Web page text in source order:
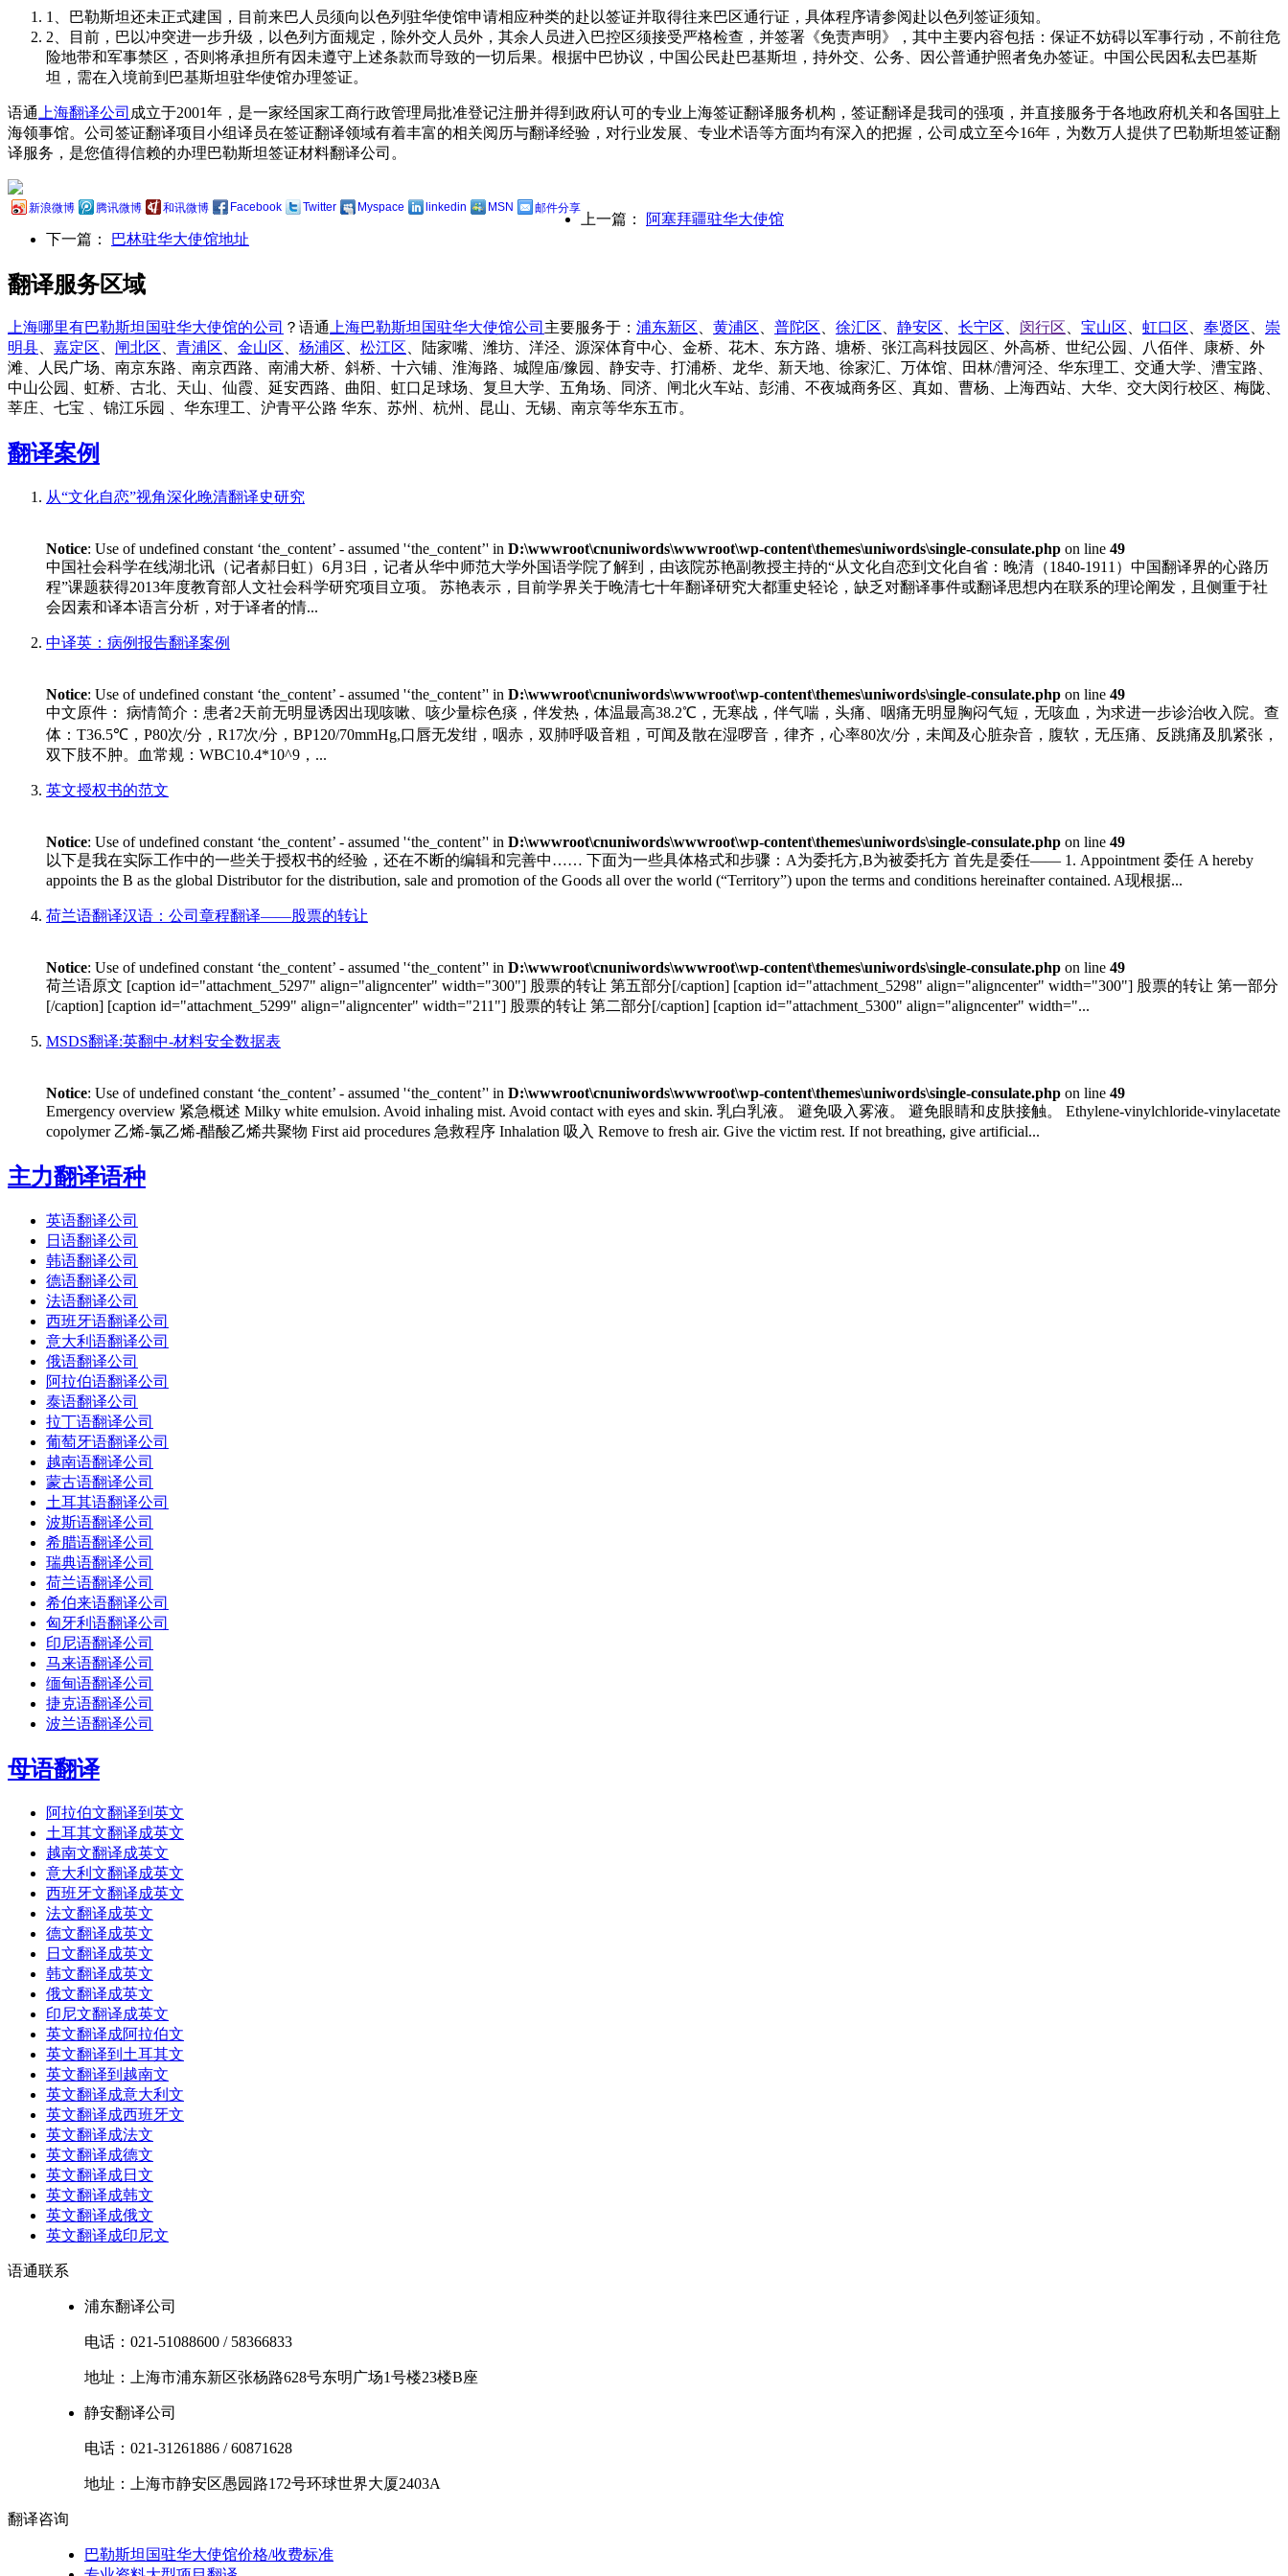
1、巴勒斯坦还未正式建国，目前来巴人员须向以色列驻华使馆申请相应种类的赴以签证并取得往来巴区通行证，具体程序请参阅赴以色列签证须知。
2、目前，巴以冲突进一步升级，以色列方面规定，除外交人员外，其余人员进入巴控区须接受严格检查，并签署《免责声明》，其中主要内容包括：保证不妨碍以军事行动，不前往危
险地带和军事禁区，否则将承担所有因未遵守上述条款而导致的一切后果。根据中巴协议，中国公民赴巴基斯坦，持外交、公务、因公普通护照者免办签证。中国公民因私去巴基斯
坦，需在入境前到巴基斯坦驻华使馆办理签证。
语通 上海翻译公司 成立于2001年，是一家经国家工商行政管理局批准登记注册并得到政府认可的专业上海签证翻译服务机构，签证翻译是我司的强项，并直接服务于各地政府机关和各国驻上
海领事馆。公司签证翻译项目小组译员在签证翻译领域有着丰富的相关阅历与翻译经验，对行业发展、专业术语等方面均有深入的把握，公司成立至今16年，为数万人提供了巴勒斯坦签证翻
译服务，是您值得信赖的办理巴勒斯坦签证材料翻译公司。
新浪微博 腾讯微博 和讯微博 Facebook Twitter Myspace linkedin MSN 邮件分享
上一篇：
阿塞拜疆驻华大使馆
下一篇：
巴林驻华大使馆地址
翻译服务区域
上海哪里有巴勒斯坦国驻华大使馆的公司 ？语通上海巴勒斯坦国驻华大使馆公司 主要服务于： 浦东新区、 黄浦区、 普陀区、 徐汇区、 静安区、 长宁区、 闵行区、 宝山区、 虹口区、 奉贤区、 崇
明县、 嘉定区、 闸北区、 青浦区、 金山区、 杨浦区、 松江区、陆家嘴、潍坊、洋泾、源深体育中心、金桥、花木、东方路、塘桥、张江高科技园区、外高桥、世纪公园、八佰伴、康桥、外
滩、人民广场、南京东路、南京西路、南浦大桥、斜桥、十六铺、淮海路、城隍庙/豫园、静安寺、打浦桥、龙华、新天地、徐家汇、万体馆、田林/漕河泾、华东理工、交通大学、漕宝路、
中山公园、虹桥、古北、天山、仙霞、延安西路、曲阳、虹口足球场、复旦大学、五角场、同济、闸北火车站、彭浦、不夜城商务区、真如、曹杨、上海西站、大华、交大闵行校区、梅陇、
莘庄、七宝 、锦江乐园 、华东理工、沪青平公路 华东、苏州、杭州、昆山、无锡、南京等华东五市。
翻译案例
从“文化自恋”视角深化晚清翻译史研究
Notice: Use of undefined constant ‘the_content’ - assumed '‘the_content’' in D:\wwwroot\cnuniwords\wwwroot\wp-content\themes\uniwords\single-consulate.php on line 49
中国社会科学在线湖北讯（记者郝日虹）6月3日，记者从华中师范大学外国语学院了解到，由该院苏艳副教授主持的“从文化自恋到文化自省：晚清（1840-1911）中国翻译界的心路历
程”课题获得2013年度教育部人文社会科学研究项目立项。 苏艳表示，目前学界关于晚清七十年翻译研究大都重史轻论，缺乏对翻译事件或翻译思想内在联系的理论阐发，且侧重于社
会因素和译本语言分析，对于译者的情...
中译英：病例报告翻译案例
Notice: Use of undefined constant ‘the_content’ - assumed '‘the_content’' in D:\wwwroot\cnuniwords\wwwroot\wp-content\themes\uniwords\single-consulate.php on line 49
中文原件： 病情简介：患者2天前无明显诱因出现咳嗽、咳少量棕色痰，伴发热，体温最高38.2℃，无寒战，伴气喘，头痛、咽痛无明显胸闷气短，无咳血，为求进一步诊治收入院。查
体：T36.5℃，P80次/分，R17次/分，BP120/70mmHg,口唇无发绀，咽赤，双肺呼吸音粗，可闻及散在湿啰音，律齐，心率80次/分，未闻及心脏杂音，腹软，无压痛、反跳痛及肌紧张，
双下肢不肿。血常规：WBC10.4*10^9，...
英文授权书的范文
Notice: Use of undefined constant ‘the_content’ - assumed '‘the_content’' in D:\wwwroot\cnuniwords\wwwroot\wp-content\themes\uniwords\single-consulate.php on line 49
以下是我在实际工作中的一些关于授权书的经验，还在不断的编辑和完善中…… 下面为一些具体格式和步骤：A为委托方,B为被委托方 首先是委任—— 1. Appointment 委任 A hereby
appoints the B as the global Distributor for the distribution, sale and promotion of the Goods all over the world (“Territory”) upon the terms and conditions hereinafter contained. A现根据...
荷兰语翻译汉语：公司章程翻译——股票的转让
Notice: Use of undefined constant ‘the_content’ - assumed '‘the_content’' in D:\wwwroot\cnuniwords\wwwroot\wp-content\themes\uniwords\single-consulate.php on line 49
荷兰语原文 [caption id="attachment_5297" align="aligncenter" width="300"] 股票的转让 第五部分[/caption] [caption id="attachment_5298" align="aligncenter" width="300"] 股票的转让 第一部分
[/caption] [caption id="attachment_5299" align="aligncenter" width="211"] 股票的转让 第二部分[/caption] [caption id="attachment_5300" align="aligncenter" width="...
MSDS翻译:英翻中-材料安全数据表
Notice: Use of undefined constant ‘the_content’ - assumed '‘the_content’' in D:\wwwroot\cnuniwords\wwwroot\wp-content\themes\uniwords\single-consulate.php on line 49
Emergency overview 紧急概述 Milky white emulsion. Avoid inhaling mist. Avoid contact with eyes and skin. 乳白乳液。 避免吸入雾液。 避免眼睛和皮肤接触。 Ethylene-vinylchloride-vinylacetate
copolymer 乙烯-氯乙烯-醋酸乙烯共聚物 First aid procedures 急救程序 Inhalation 吸入 Remove to fresh air. Give the victim rest. If not breathing, give artificial...
主力翻译语种
英语翻译公司
日语翻译公司
韩语翻译公司
德语翻译公司
法语翻译公司
西班牙语翻译公司
意大利语翻译公司
俄语翻译公司
阿拉伯语翻译公司
泰语翻译公司
拉丁语翻译公司
葡萄牙语翻译公司
越南语翻译公司
蒙古语翻译公司
土耳其语翻译公司
波斯语翻译公司
希腊语翻译公司
瑞典语翻译公司
荷兰语翻译公司
希伯来语翻译公司
匈牙利语翻译公司
印尼语翻译公司
马来语翻译公司
缅甸语翻译公司
捷克语翻译公司
波兰语翻译公司
母语翻译
阿拉伯文翻译到英文
土耳其文翻译成英文
越南文翻译成英文
意大利文翻译成英文
西班牙文翻译成英文
法文翻译成英文
德文翻译成英文
日文翻译成英文
韩文翻译成英文
俄文翻译成英文
印尼文翻译成英文
英文翻译成阿拉伯文
英文翻译到土耳其文
英文翻译到越南文
英文翻译成意大利文
英文翻译成西班牙文
英文翻译成法文
英文翻译成德文
英文翻译成日文
英文翻译成韩文
英文翻译成俄文
英文翻译成印尼文
语通联系
浦东翻译公司
电话： 021-51088600 / 58366833
地址： 上海市浦东新区张杨路628号东明广场1号楼23楼B座
静安翻译公司
电话： 021-31261886 /60871628
地址： 上海市静安区愚园路172号环球世界大厦2403A
翻译咨询
巴勒斯坦国驻华大使馆价格/收费标准